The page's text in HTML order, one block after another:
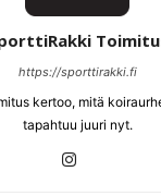
https://sporttirakki.fi
kertoo, mitä
tapahtuu juuri nyt.